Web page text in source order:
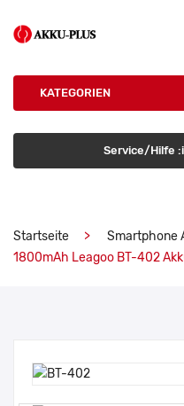
KATEGORIEN
Service/Hilfe
Startseite Smartphone
1800mAh Leagoo BT-402